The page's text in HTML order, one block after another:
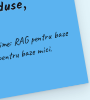
RAG pentru baze
baze mici.